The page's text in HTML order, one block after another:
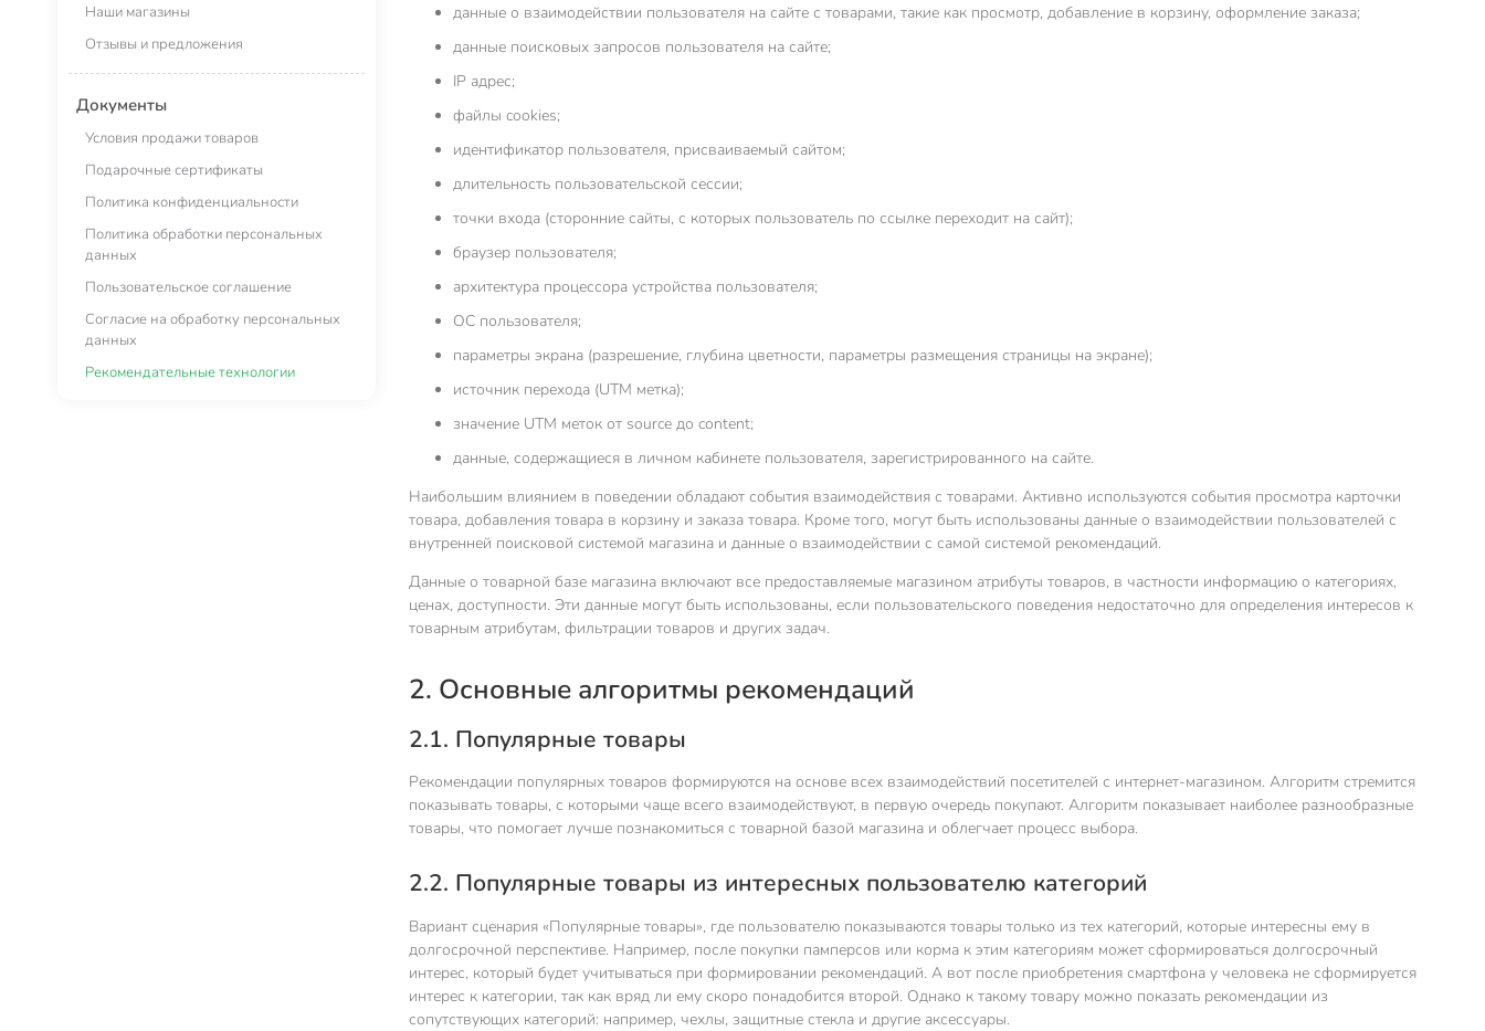
Наши магазины
Отзывы и предложения
Документы
Условия продажи товаров
Подарочные сертификаты
Политика конфиденциальности
Политика обработки персональных
данных
Пользовательское соглашение
Согласие на обработку персональных
данных
Рекомендательные технологии
данные о взаимодействии пользователя на сайте с товарами, такие как просмотр, добавление в корзину, оформление заказа;
данные поисковых запросов пользователя на сайте;
IP адрес;
файлы cookies;
идентификатор пользователя, присваиваемый сайтом;
длительность пользовательской сессии;
точки входа (сторонние сайты, с которых пользователь по ссылке переходит на сайт);
браузер пользователя;
архитектура процессора устройства пользователя;
ОС пользователя;
параметры экрана (разрешение, глубина цветности, параметры размещения страницы на экране);
источник перехода (UTM метка);
значение UTM меток от source до content;
данные, содержащиеся в личном кабинете пользователя, зарегистрированного на сайте.
Наибольшим влиянием в поведении обладают события взаимодействия с товарами. Активно используются события просмотра карточки
товара, добавления товара в корзину и заказа товара. Кроме того, могут быть использованы данные о взаимодействии пользователей с
внутренней поисковой системой магазина и данные о взаимодействии с самой системой рекомендаций.
Данные о товарной базе магазина включают все предоставляемые магазином атрибуты товаров, в частности информацию о категориях,
ценах, доступности. Эти данные могут быть использованы, если пользовательского поведения недостаточно для определения интересов к
товарным атрибутам, фильтрации товаров и других задач.
2. Основные алгоритмы рекомендаций
2.1. Популярные товары
Рекомендации популярных товаров формируются на основе всех взаимодействий посетителей с интернет-магазином. Алгоритм стремится
показывать товары, с которыми чаще всего взаимодействуют, в первую очередь покупают. Алгоритм показывает наиболее разнообразные
товары, что помогает лучше познакомиться с товарной базой магазина и облегчает процесс выбора.
2.2. Популярные товары из интересных пользователю категорий
Вариант сценария «Популярные товары», где пользователю показываются товары только из тех категорий, которые интересны ему в
долгосрочной перспективе. Например, после покупки памперсов или корма к этим категориям может сформироваться долгосрочный
интерес, который будет учитываться при формировании рекомендаций. А вот после приобретения смартфона у человека не сформируется
интерес к категории, так как вряд ли ему скоро понадобится второй. Однако к такому товару можно показать рекомендации из
сопутствующих категорий: например, чехлы, защитные стекла и другие аксессуары.